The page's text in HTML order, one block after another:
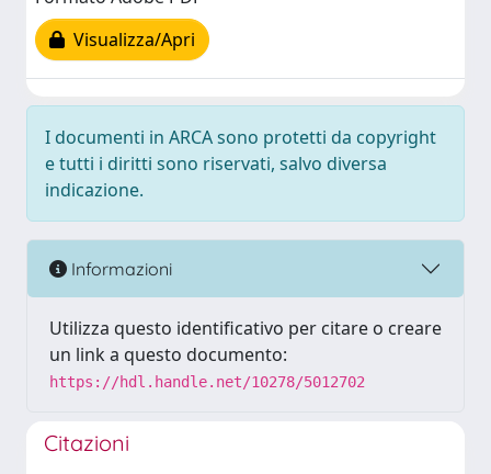
Visualizza/Apri
I documenti in ARCA sono protetti da copyright
e tutti i diritti sono riservati, salvo diversa
indicazione.
Informazioni
Utilizza questo identificativo per citare o creare
un link a questo documento:
https://hdl.handle.net/10278/5012702
Citazioni